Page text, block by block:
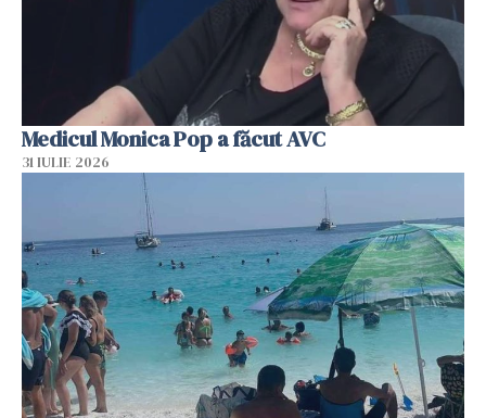
Medicul Monica Pop a făcut AVC
31 IULIE 2026